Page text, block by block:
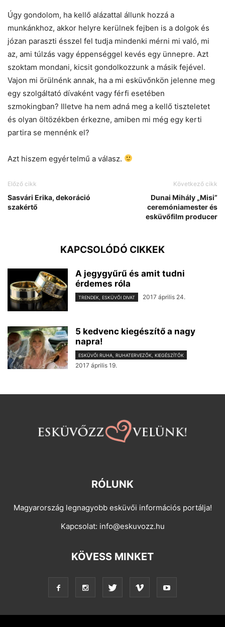
Úgy gondolom, ha kellő alázattal állunk hozzá a
munkánkhoz, akkor helyre kerülnek fejben is a dolgok és
józan paraszti ésszel fel tudja mindenki mérni mi való, mi
az, ami túlzás vagy éppenséggel kevés egy ünnepre. Azt
szoktam mondani, kicsit gondolkozzunk a másik fejével.
Vajon mi örülnénk annak, ha a mi esküvőnkön jelenne meg
egy szolgáltató dívaként vagy férfi esetében
szmokingban? Illetve ha nem adná meg a kellő tiszteletet
és olyan öltözékben érkezne, amiben mi még egy kerti
partira se mennénk el?
Azt hiszem egyértelmű a válasz.
Előző cikk
Sasvári Erika, dekoráció
szakértő
Következő cikk
Dunai Mihály „Misi”
ceremóniamester és
esküvőfilm producer
KAPCSOLÓDÓ CIKKEK
A jegygyűrű és amit tudni
érdemes róla
TRENDEK, ESKÜVŐI DIVAT 2017 április 24.
5 kedvenc kiegészítő a nagy
napra!
ESKÜVŐI RUHA, RUHATERVEZŐK, KIEGÉSZÍTŐK
2017 április 19.
RÓLUNK
Magyarország legnagyobb esküvői információs portálja!
Kapcsolat: info@eskuvozz.hu
KÖVESS MINKET